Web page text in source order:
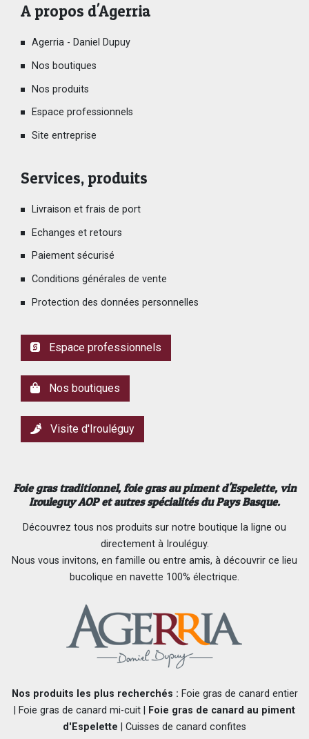
A propos d'Agerria
Agerria - Daniel Dupuy
Nos boutiques
Nos produits
Espace professionnels
Site entreprise
Services, produits
Livraison et frais de port
Echanges et retours
Paiement sécurisé
Conditions générales de vente
Protection des données personnelles
Espace professionnels
Nos boutiques
Visite d'Irouléguy
Foie gras traditionnel,foie gras au piment d'Espelette, vin
Irouleguy AOP et autres spécialités du Pays Basque.
Découvrez tous nos produits sur notre boutique la ligne ou
directement à Irouléguy.
Nous vous invitons, en famille ou entre amis, à découvrir ce lieu
bucolique en navette 100% électrique.
Nos produits les plus recherchés : Foie gras de canard entier
Foie gras de canard mi-cuit
Foie gras de canard au piment
d'Espelette
Cuisses de canard confites